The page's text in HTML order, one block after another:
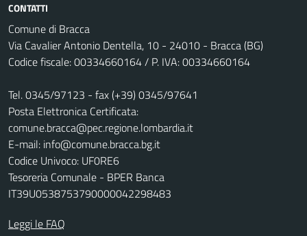
CONTATTI
Comune di Bracca
Via Cavalier Antonio Dentella, 10 - 24010 - Bracca (BG)
Codice fiscale: 00334660164 / P. IVA: 00334660164
Tel. 0345/97123 - fax (+39) 0345/97641
Posta Elettronica Certificata:
comune.bracca@pec.regione.lombardia.it
E-mail: info@comune.bracca.bg.it
Codice Univoco: UF0RE6
Tesoreria Comunale - BPER Banca
IT39U0538753790000042298483
Leggi le FAQ